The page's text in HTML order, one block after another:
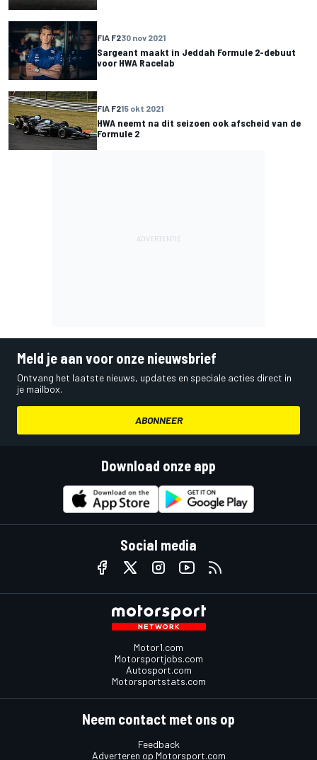
FIA F230 nov 2021
Sargeant maakt in Jeddah Formule 2-debuut
voor HWA Racelab
FIA F215 okt 2021
HWA neemt na dit seizoen ook afscheid van de
Formule 2
Meld je aan voor onze nieuwsbrief
Ontvang het laatste nieuws, updates en speciale acties direct in
je mailbox.
ABONNEER
Download onze app
Social media
Motor1.com
Motorsportjobs.com
Autosport.com
Motorsportstats.com
Neem contact met ons op
Feedback
Adverteren op Motorsport.com